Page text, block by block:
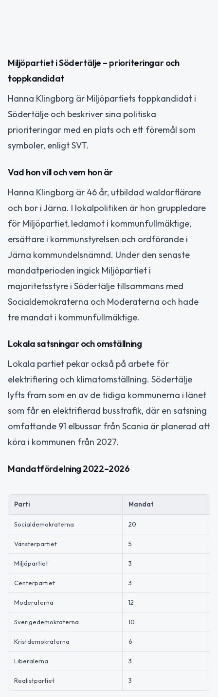
Miljöpartiet i Södertälje – prioriteringar och
toppkandidat
Hanna Klingborg är Miljöpartiets toppkandidat i
Södertälje och beskriver sina politiska
prioriteringar med en plats och ett föremål som
symboler, enligt SVT.
Vad hon vill och vem hon är
Hanna Klingborg är 46 år, utbildad waldorflärare
och bor i Järna. I lokalpolitiken är hon gruppledare
för Miljöpartiet, ledamot i kommunfullmäktige,
ersättare i kommunstyrelsen och ordförande i
Järna kommundelsnämnd. Under den senaste
mandatperioden ingick Miljöpartiet i
majoritetsstyre i Södertälje tillsammans med
Socialdemokraterna och Moderaterna och hade
tre mandat i kommunfullmäktige.
Lokala satsningar och omställning
Lokala partiet pekar också på arbete för
elektrifiering och klimatomställning. Södertälje
lyfts fram som en av de tidiga kommunerna i länet
som får en elektrifierad busstrafik, där en satsning
omfattande 91 elbussar från Scania är planerad att
köra i kommunen från 2027.
Mandatfördelning 2022–2026
Parti Mandat
Socialdemokraterna 20
Vänsterpartiet 5
Miljöpartiet 3
Centerpartiet 3
Moderaterna 12
Sverigedemokraterna 10
Kristdemokraterna 6
Liberalerna 3
Realistpartiet 3